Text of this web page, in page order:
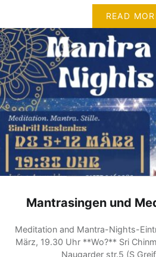
READ
Mantrasingen und
Meditation and Mantra-Nights-
März, 19.30 Uhr **Wo?** Sri
Naugarder str.5 (S